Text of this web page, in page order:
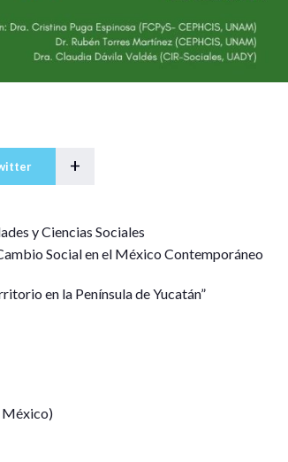
+
y Ciencias Sociales
Social en el México Contemporáneo
en la Península de Yucatán”
México)